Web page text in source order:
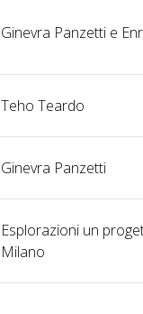
Ginevra Panzetti e
Teho Teardo
Ginevra Panzetti
Esplorazioni un
Milano